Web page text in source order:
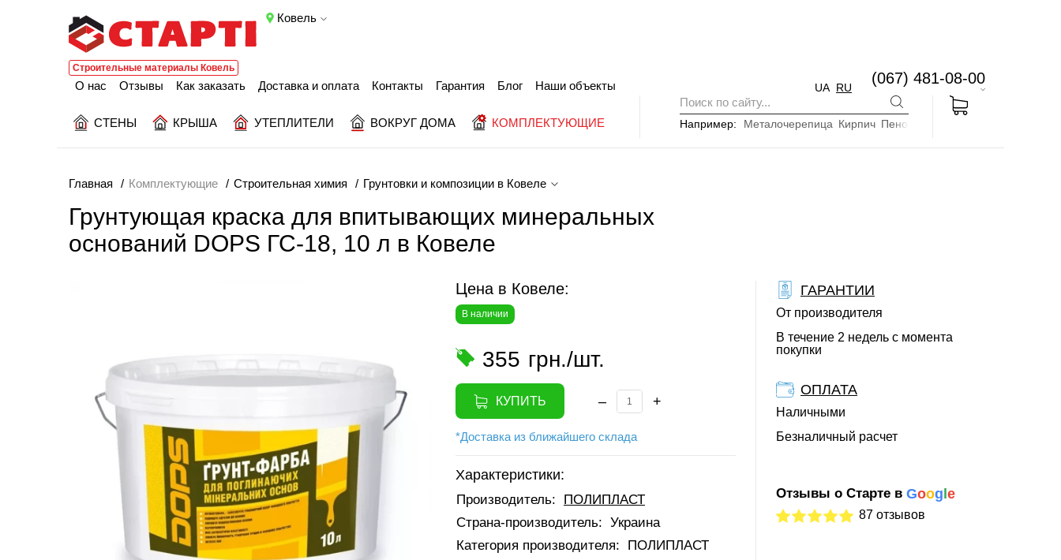
Ковель
Строительные материалы Ковель
Например: Металочерепица Кирпич Пенопласт
СТЕНЫ КРЫША УТЕПЛИТЕЛИ ВОКРУГ ДОМА КОМПЛЕКТУЮЩИЕ
(067) 481-08-00
О нас Отзывы Как заказать Доставка и оплата Контакты Гарантия Блог Наши объекты UA RU
Главная Комплектующие Строительная химия Грунтовки и композиции в Ковеле
Грунтующая краска для впитывающих минеральных
оснований DOPS ГС-18, 10 л в Ковеле
Цена в Ковеле:
В наличии
355 грн./шт.
КУПИТЬ – +
*Доставка из ближайшего склада
Характеристики:
Производитель:
ПОЛИПЛАСТ
Страна-производитель: Украина
Категория производителя:
ПОЛИПЛАСТ
ГАРАНТИИ
От производителя
В течение 2 недель с момента
покупки
ОПЛАТА
Наличными
Безналичный расчет
Отзывы о Старте в Goog e
87 отзывов